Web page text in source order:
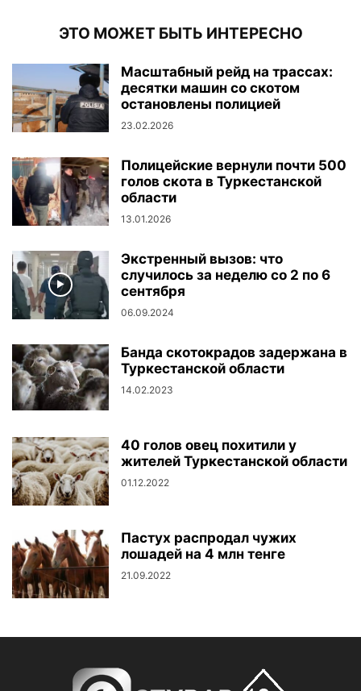
ЭТО МОЖЕТ БЫТЬ ИНТЕРЕСНО
Масштабный рейд на трассах:
десятки машин со скотом
остановлены полицией
23.02.2026
Полицейские вернули почти 500
голов скота в Туркестанской
области
13.01.2026
Экстренный вызов: что
случилось за неделю со 2 по 6
сентября
06.09.2024
Банда скотокрадов задержана в
Туркестанской области
14.02.2023
40 голов овец похитили у
жителей Туркестанской области
01.12.2022
Пастух распродал чужих
лошадей на 4 млн тенге
21.09.2022